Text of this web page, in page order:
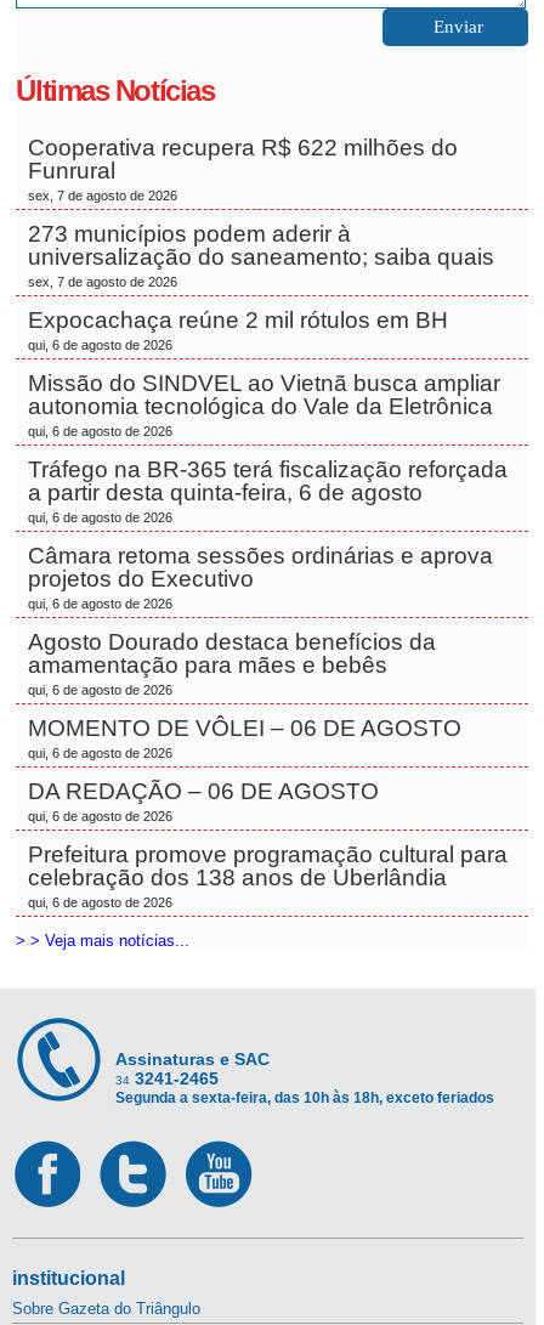
Últimas Notícias
Cooperativa recupera R$ 622 milhões do
Funrural
sex, 7 de agosto de 2026
273 municípios podem aderir à
universalização do saneamento; saiba quais
sex, 7 de agosto de 2026
Expocachaça reúne 2 mil rótulos em BH
qui, 6 de agosto de 2026
Missão do SINDVEL ao Vietnã busca ampliar
autonomia tecnológica do Vale da Eletrônica
qui, 6 de agosto de 2026
Tráfego na BR-365 terá fiscalização reforçada
a partir desta quinta-feira, 6 de agosto
qui, 6 de agosto de 2026
Câmara retoma sessões ordinárias e aprova
projetos do Executivo
qui, 6 de agosto de 2026
Agosto Dourado destaca benefícios da
amamentação para mães e bebês
qui, 6 de agosto de 2026
MOMENTO DE VÔLEI – 06 DE AGOSTO
qui, 6 de agosto de 2026
DA REDAÇÃO – 06 DE AGOSTO
qui, 6 de agosto de 2026
Prefeitura promove programação cultural para
celebração dos 138 anos de Uberlândia
qui, 6 de agosto de 2026
> > Veja mais notícias...
Assinaturas e SAC
34 3241-2465
Segunda a sexta-feira, das 10h às 18h, exceto feriados
institucional
Sobre Gazeta do Triângulo